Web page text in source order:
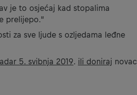
je to osjećaj kad stopalima
prelijepo.”
za sve ljude s ozljedama leđne
5. svibnja 2019. ili doniraj novac